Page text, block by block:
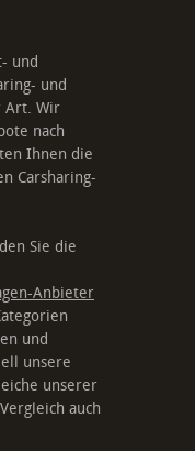
und
und
Art. Wir
nach
Ihnen die
Carsharing-
Sie die
Anbieter
und
unsere
unserer
auch